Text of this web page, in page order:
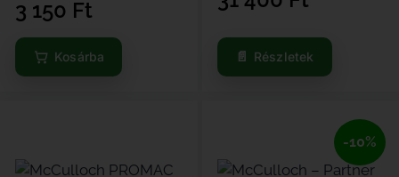
3 150 Ft
Kosárba Részletek
-10%